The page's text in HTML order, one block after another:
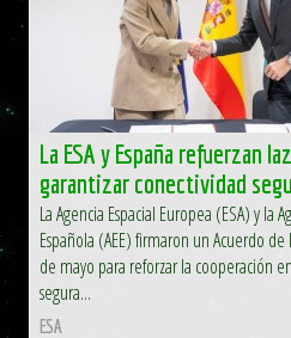
La ESA y España refuerzan
garantizar conectividad
La Agencia Espacial Europea (ESA) y la
Española (AEE) firmaron un Acuerdo
de mayo para reforzar la cooperación
segura...
ESA